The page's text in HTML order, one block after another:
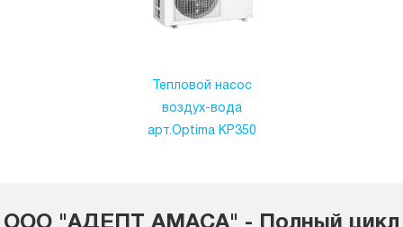
Тепловой насос
воздух-вода
арт.Optima KP350
ООО "АДЕПТ АМАСА" - Полный цикл